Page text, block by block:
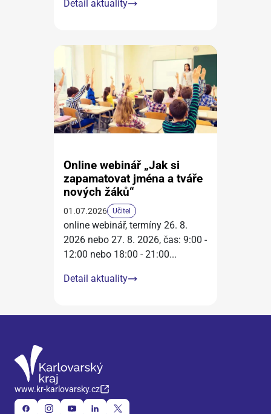
Detail aktuality
Online webinář „Jak si
zapamatovat jména a tváře
nových žáků“
01.07.2026 Učitel
online webinář, termíny 26. 8.
2026 nebo 27. 8. 2026, čas: 9:00 -
12:00 nebo 18:00 - 21:00...
Detail aktuality
www.kr-karlovarsky.cz